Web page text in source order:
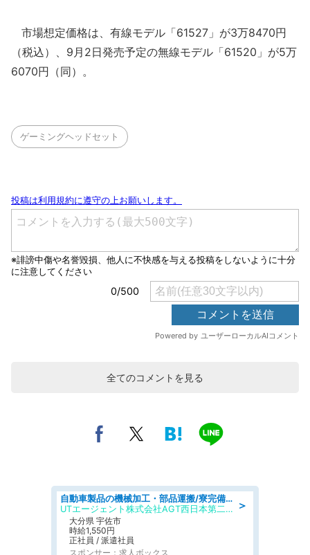
市場想定価格は、有線モデル「61527」が3万8470円
（税込）、9月2日発売予定の無線モデル「61520」が5万
6070円（同）。
ゲーミングヘッドセット
全てのコメントを見る
＞
自動車製品の機械加工・部品運搬/寮完備/日払い/工場・製造
UTエージェント株式会社AGT西日本第二CU
大分県 宇佐市
時給1,550円
正社員 / 派遣社員
スポンサー：求人ボックス